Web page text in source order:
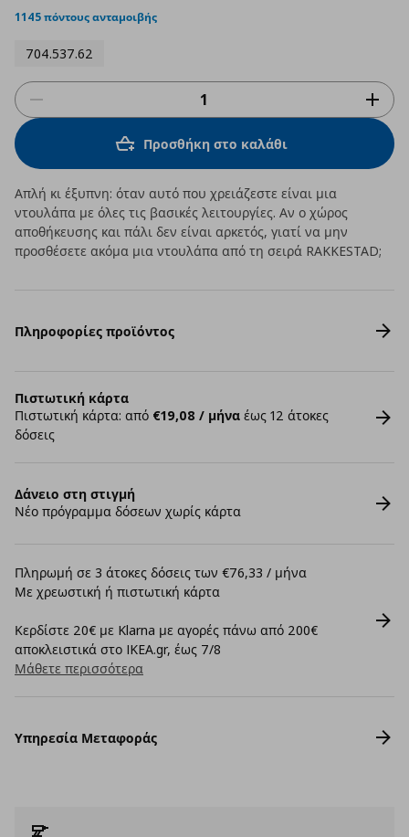
rating
1145 πόντους ανταμοιβής
704.537.62
Προσθήκη στο καλάθι
Απλή κι έξυπνη: όταν αυτό που χρειάζεστε είναι μια
ντουλάπα με όλες τις βασικές λειτουργίες. Αν ο χώρος
αποθήκευσης και πάλι δεν είναι αρκετός, γιατί να μην
προσθέσετε ακόμα μια ντουλάπα από τη σειρά RAKKESTAD;
Πληροφορίες προϊόντος
Πιστωτική κάρτα
Πιστωτική κάρτα: από €19,08 / μήνα έως 12 άτοκες
δόσεις
Δάνειο στη στιγμή
Νέο πρόγραμμα δόσεων χωρίς κάρτα
Πληρωμή σε 3 άτοκες δόσεις των €76,33 / μήνα
Με χρεωστική ή πιστωτική κάρτα
Κερδίστε 20€ με Klarna με αγορές πάνω από 200€
αποκλειστικά στο IKEA.gr, έως 7/8
Μάθετε περισσότερα
Υπηρεσία Μεταφοράς